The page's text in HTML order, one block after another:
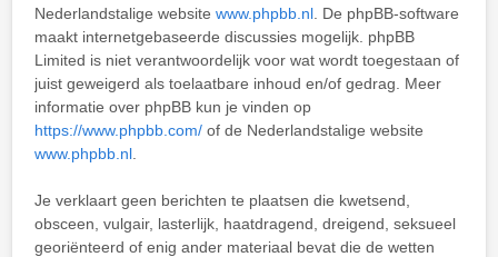
Nederlandstalige website www.phpbb.nl . De phpBB-software
maakt internetgebaseerde discussies mogelijk. phpBB
Limited is niet verantwoordelijk voor wat wordt toegestaan of
juist geweigerd als toelaatbare inhoud en/of gedrag. Meer
informatie over phpBB kun je vinden op
https://www.phpbb.com/ of de Nederlandstalige website
www.phpbb.nl
Je verklaart geen berichten te plaatsen die kwetsend,
obsceen, vulgair, lasterlijk, haatdragend, dreigend, seksueel
georiënteerd of enig ander materiaal bevat die de wetten